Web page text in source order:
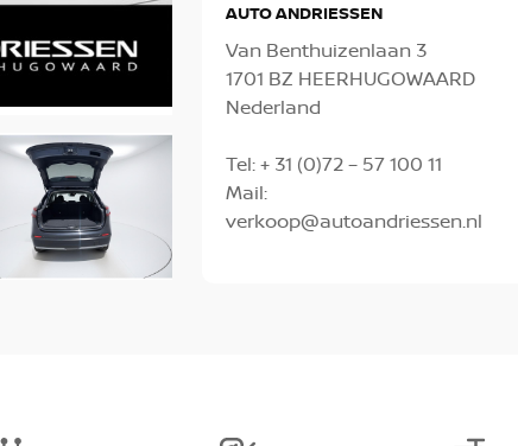
AUTO ANDRIESSEN
Van Benthuizenlaan 3
1701 BZ HEERHUGOWAARD
Nederland
Tel:+ 31 (0)72 – 57 100 11
Mail:
verkoop@autoandriessen.nl